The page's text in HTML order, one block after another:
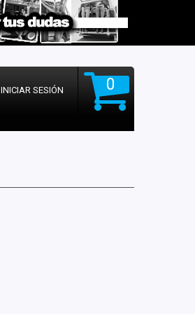
0
INICIAR SESIÓN